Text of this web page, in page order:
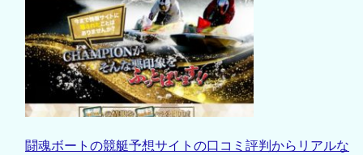
闘魂ボートの競艇予想サイトの口コミ評判からリアルな